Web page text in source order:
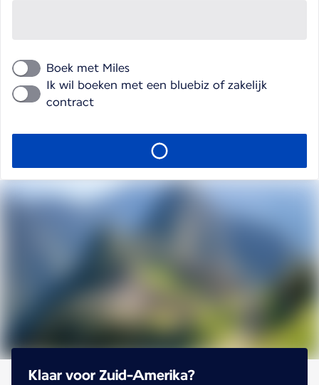
Boek met Miles
Ik wil boeken met een bluebiz of zakelijk
contract
Klaar voor Zuid-Amerika?